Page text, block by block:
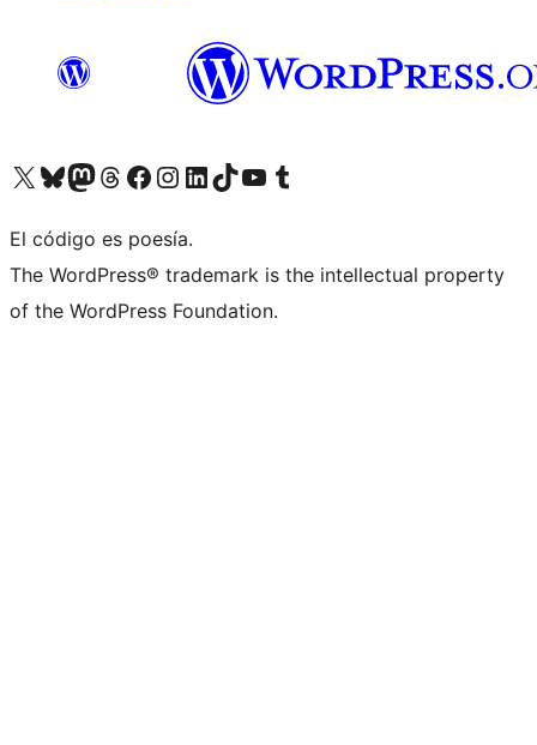
Visita nuestra cuenta de X (anteriormente Twitter)
Visit our Bluesky account
Visit our Mastodon account
Visit our Threads account
Visita nuestra página de Facebook
Visita nuestra cuenta de Instagram
Visita nuestra cuenta de LinkedIn
Visit our TikTok account
Visita nuestro canal de YouTube
Visit our Tumblr account
El código es poesía.
The WordPress® trademark is the intellectual property
of the WordPress Foundation.